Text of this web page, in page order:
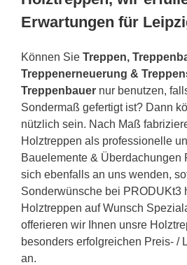
Erwartungen für
Können Sie Treppen,
Treppenerneuerung &
Treppenbauer nur benutzen,
Sondermaß gefertigt ist? Dann
nützlich sein. Nach Maß
Holztreppen als professionelle
Bauelemente & Überdachungen
sich ebenfalls an uns wenden,
Sonderwünsche bei PRODUKt3
Holztreppen auf Wunsch
offerieren wir Ihnen unsre
besonders erfolgreichen Preis- /
an.